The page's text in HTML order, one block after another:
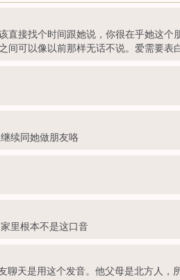
接找个时间跟她说，你很在乎她这
可以像以前那样无话不说。爱需要表
续同她做朋友咯
里根本不是这口音
天是用这个发音。他父母是北方人